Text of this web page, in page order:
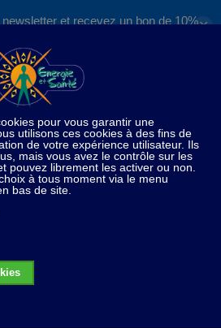
et recevez un bon de 10%
S'inscrire
✕
1 bobine pour détoxination